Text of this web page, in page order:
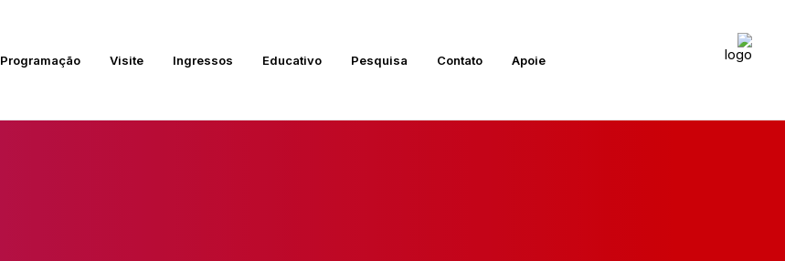
Programação Visite Ingressos Educativo Pesquisa Contato Apoie